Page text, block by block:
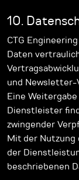
10.
CTG
Daten
und Newsletter-
Eine
Dienstleister
zwingender
Mit der Nutzung
der
beschriebenen